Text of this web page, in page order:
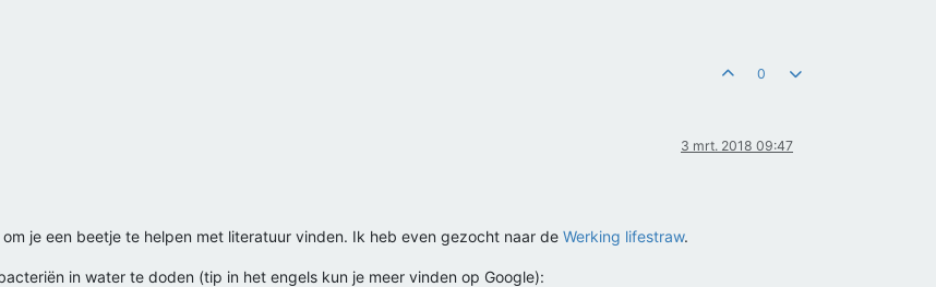
0
3 mrt. 2018 09:47
je een beetje te helpen met literatuur vinden. Ik heb even gezocht naar de Werking lifestraw.
in water te doden (tip in het engels kun je meer vinden op Google):